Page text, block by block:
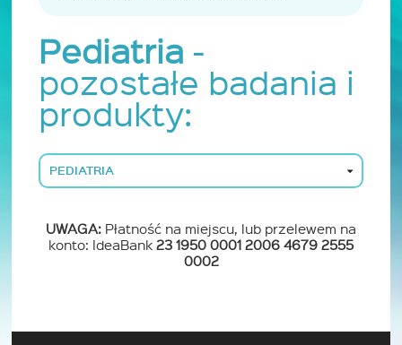
Pediatria -
pozostałe badania i
produkty:
PEDIATRIA
UWAGA: Płatność na miejscu, lub przelewem na
konto: IdeaBank 23 1950 0001 2006 4679 2555
0002